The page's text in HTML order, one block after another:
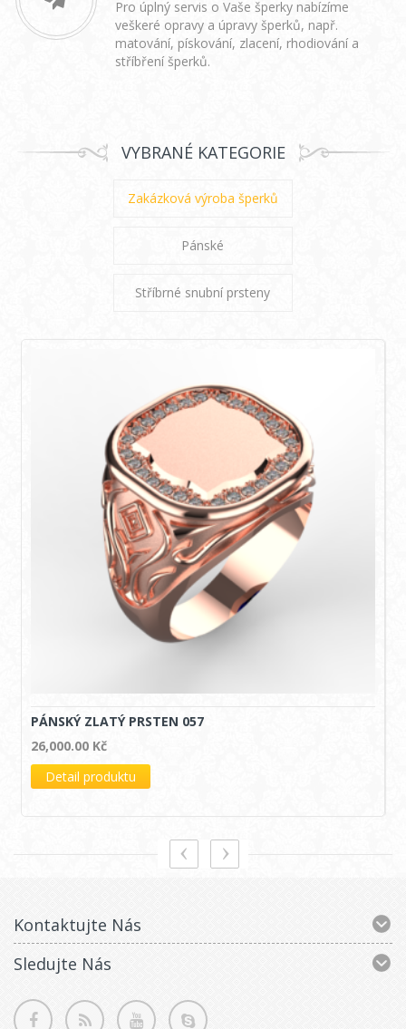
Pro úplný servis o Vaše šperky nabízíme
veškeré opravy a úpravy šperků, např.
matování, pískování, zlacení, rhodiování a
stříbření šperků.
VYBRANÉ KATEGORIE
Zakázková výroba šperků
Pánské
Stříbrné snubní prsteny
PÁNSKÝ ZLATÝ PRSTEN 057
26,000.00 Kč
Detail produktu
Kontaktujte Nás
Sledujte Nás